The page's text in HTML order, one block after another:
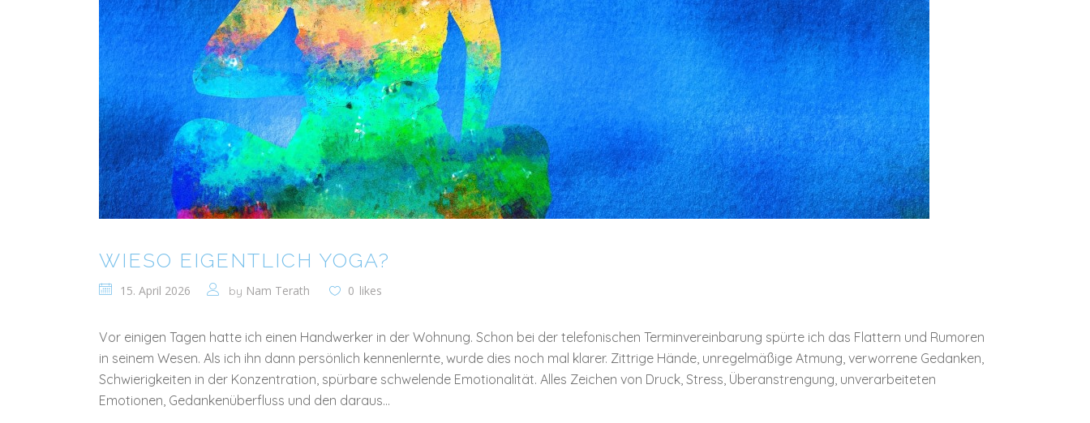
WIESO EIGENTLICH YOGA?
15. April 2026 by Nam Terath 0 likes
Vor einigen Tagen hatte ich einen Handwerker in der Wohnung. Schon bei der telefonischen Terminvereinbarung spürte ich das Flattern und Rumoren
in seinem Wesen. Als ich ihn dann persönlich kennenlernte, wurde dies noch mal klarer. Zittrige Hände, unregelmäßige Atmung, verworrene Gedanken,
Schwierigkeiten in der Konzentration, spürbare schwelende Emotionalität. Alles Zeichen von Druck, Stress, Überanstrengung, unverarbeiteten
Emotionen, Gedankenüberfluss und den daraus...